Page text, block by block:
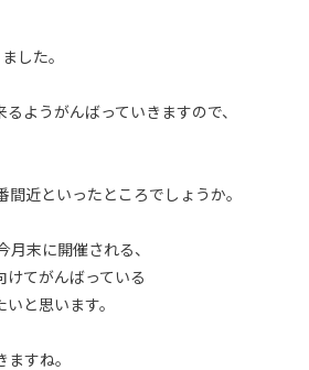
した。
ようがんばっていきますので、
近といったところでしょうか。
末に開催される、
けてがんばっている
と思います。
すね。